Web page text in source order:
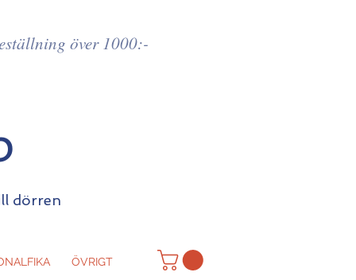
över 1000:-
dörren
ÖVRIGT